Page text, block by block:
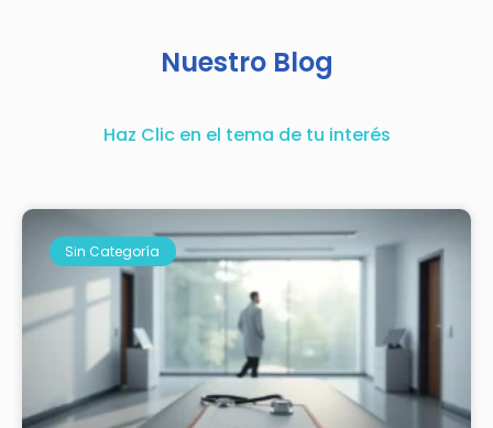
Nuestro Blog
Haz Clic en el tema de tu interés
Sin Categoría